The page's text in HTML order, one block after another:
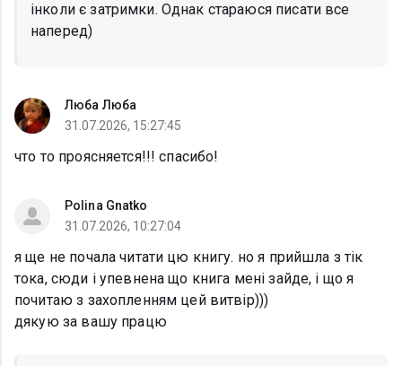
інколи є затримки. Однак стараюся писати все
наперед)
Люба Люба
31.07.2026, 15:27:45
что то проясняется!!! спасибо!
Polina Gnatko
31.07.2026, 10:27:04
я ще не почала читати цю книгу. но я прийшла з тік
тока, сюди і упевнена що книга мені зайде, і що я
почитаю з захопленням цей витвір)))
дякую за вашу працю